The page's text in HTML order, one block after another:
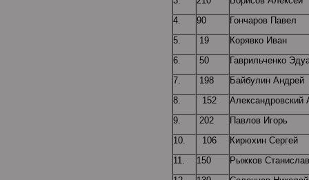
4.
90
Гончаров Павел
5.
19
Корявко Иван
6.
50
Гаврильченко
7.
198
Байбулин Андрей
8.
152
Александровский
9.
202
Павлов Игорь
10.
106
Кирюхин Сергей
11.
150
Рыжков Станислав